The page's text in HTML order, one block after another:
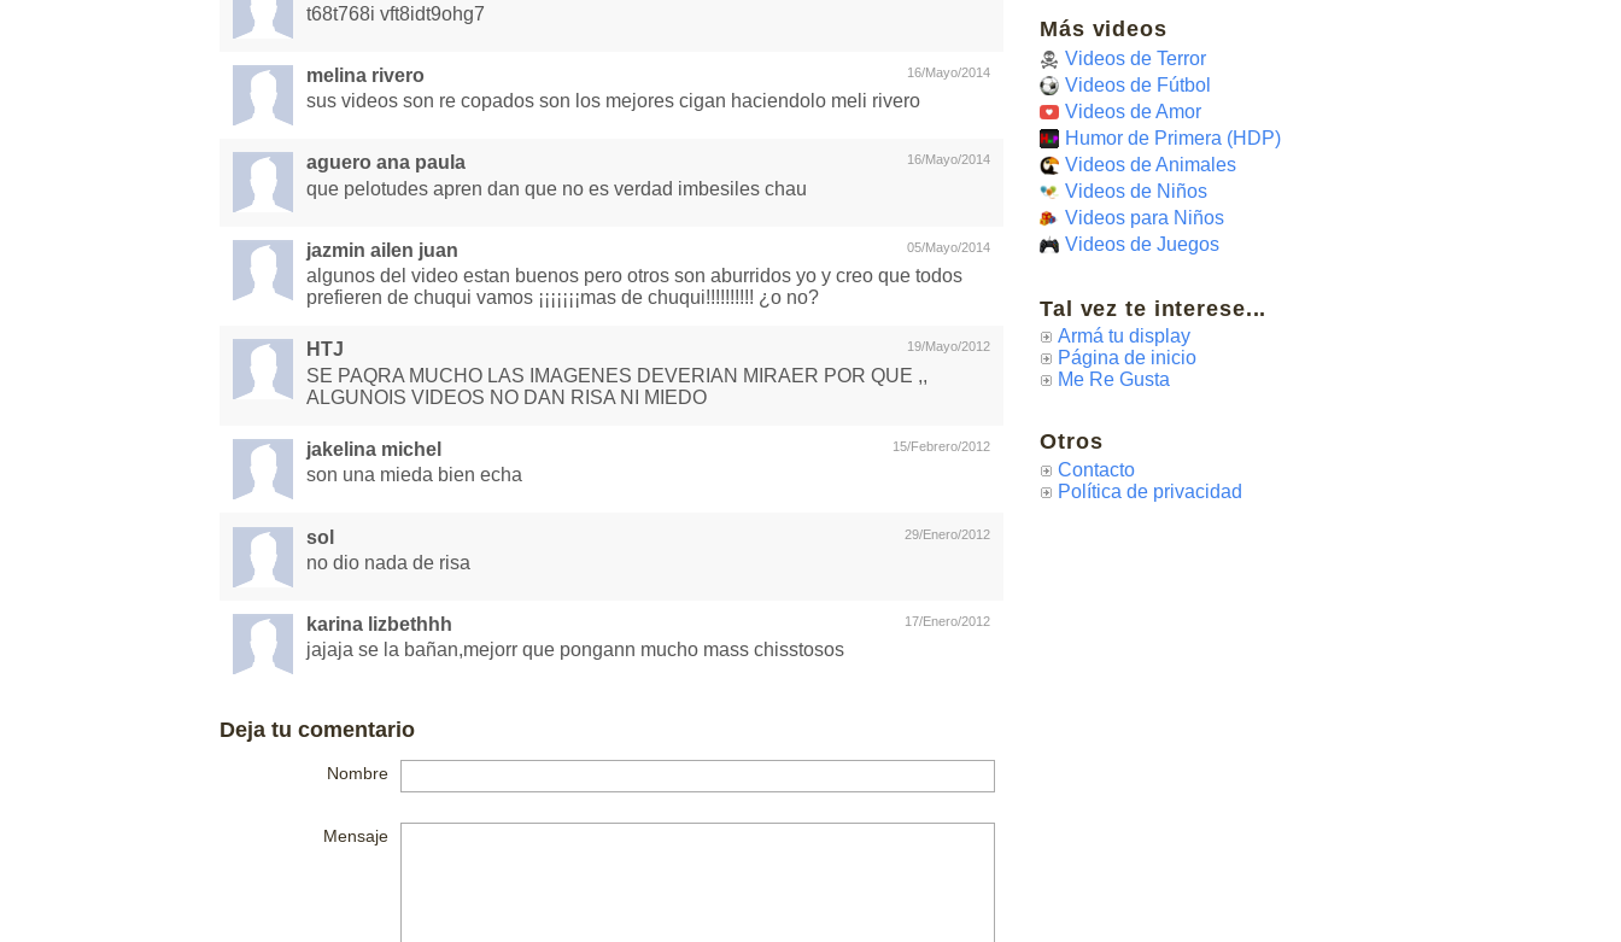
t68t768i vft8idt9ohg7
16/Mayo/2014
melina rivero
sus videos son re copados son los mejores cigan haciendolo meli rivero
16/Mayo/2014
aguero ana paula
que pelotudes apren dan que no es verdad imbesiles chau
05/Mayo/2014
jazmin ailen juan
algunos del video estan buenos pero otros son aburridos yo y creo que todos
prefieren de chuqui vamos ¡¡¡¡¡¡¡mas de chuqui!!!!!!!!!! ¿o no?
19/Mayo/2012
HTJ
SE PAQRA MUCHO LAS IMAGENES DEVERIAN MIRAER POR QUE ,,
ALGUNOIS VIDEOS NO DAN RISA NI MIEDO
15/Febrero/2012
jakelina michel
son una mieda bien echa
29/Enero/2012
sol
no dio nada de risa
17/Enero/2012
karina lizbethhh
jajaja se la bañan,mejorr que pongann mucho mass chisstosos
Deja tu comentario
Nombre
Mensaje
Más videos
Videos de Terror
Videos de Fútbol
Videos de Amor
Humor de Primera (HDP)
Videos de Animales
Videos de Niños
Videos para Niños
Videos de Juegos
Tal vez te interese...
Armá tu display
Página de inicio
Me Re Gusta
Otros
Contacto
Política de privacidad